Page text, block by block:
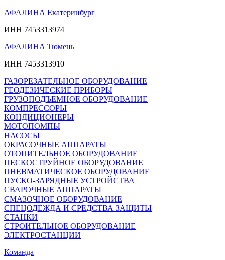
АФАЛИНА Екатеринбург
ИНН 7453313974
АФАЛИНА Тюмень
ИНН 7453313910
ГАЗОРЕЗАТЕЛЬНОЕ ОБОРУДОВАНИЕ
ГЕОДЕЗИЧЕСКИЕ ПРИБОРЫ
ГРУЗОПОДЪЕМНОЕ ОБОРУДОВАНИЕ
КОМПРЕССОРЫ
КОНДИЦИОНЕРЫ
МОТОПОМПЫ
НАСОСЫ
ОКРАСОЧНЫЕ АППАРАТЫ
ОТОПИТЕЛЬНОЕ ОБОРУДОВАНИЕ
ПЕСКОСТРУЙНОЕ ОБОРУДОВАНИЕ
ПНЕВМАТИЧЕСКОЕ ОБОРУДОВАНИЕ
ПУСКО-ЗАРЯДНЫЕ УСТРОЙСТВА
СВАРОЧНЫЕ АППАРАТЫ
СМАЗОЧНОЕ ОБОРУДОВАНИЕ
СПЕЦОДЕЖДА И СРЕДСТВА ЗАЩИТЫ
СТАНКИ
СТРОИТЕЛЬНОЕ ОБОРУДОВАНИЕ
ЭЛЕКТРОСТАНЦИИ
Команда